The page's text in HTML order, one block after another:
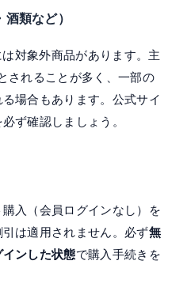
類など）
対象外商品があります。主
されることが多く、一部の
場合もあります。公式サイ
ず確認しましょう。
入（会員ログインなし）を
は適用されません。必ず無
ンした状態で購入手続きを